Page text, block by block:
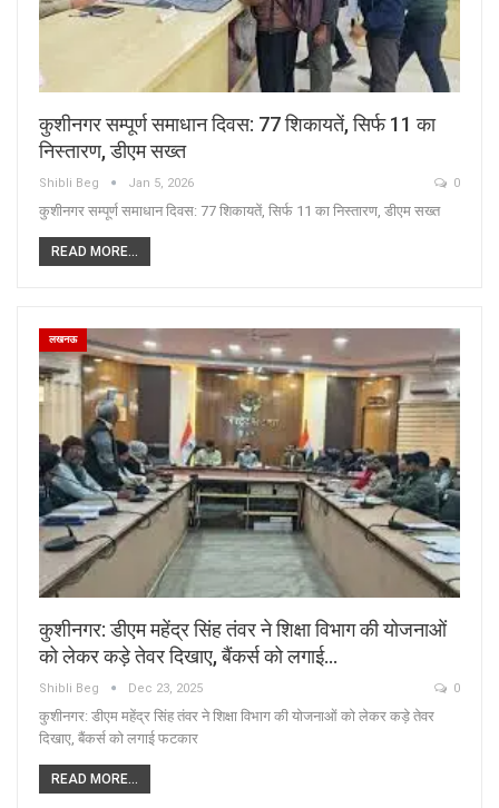
कुशीनगर सम्पूर्ण समाधान दिवस: 77 शिकायतें, सिर्फ 11 का
निस्तारण, डीएम सख्त
Shibli Beg Jan 5, 2026 0
कुशीनगर सम्पूर्ण समाधान दिवस: 77 शिकायतें, सिर्फ 11 का निस्तारण, डीएम सख्त
READ MORE...
लखनऊ
कुशीनगर: डीएम महेंद्र सिंह तंवर ने शिक्षा विभाग की योजनाओं
को लेकर कड़े तेवर दिखाए, बैंकर्स को लगाई…
Shibli Beg Dec 23, 2025 0
कुशीनगर: डीएम महेंद्र सिंह तंवर ने शिक्षा विभाग की योजनाओं को लेकर कड़े तेवर
दिखाए, बैंकर्स को लगाई फटकार
READ MORE...